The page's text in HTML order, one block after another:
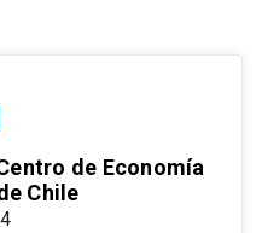
de Economía
Chile